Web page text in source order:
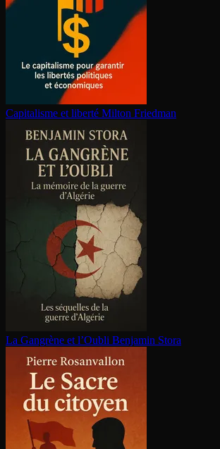
Capitalisme et liberté Milton Friedman
La Gangrène et l’Oubli Benjamin Stora